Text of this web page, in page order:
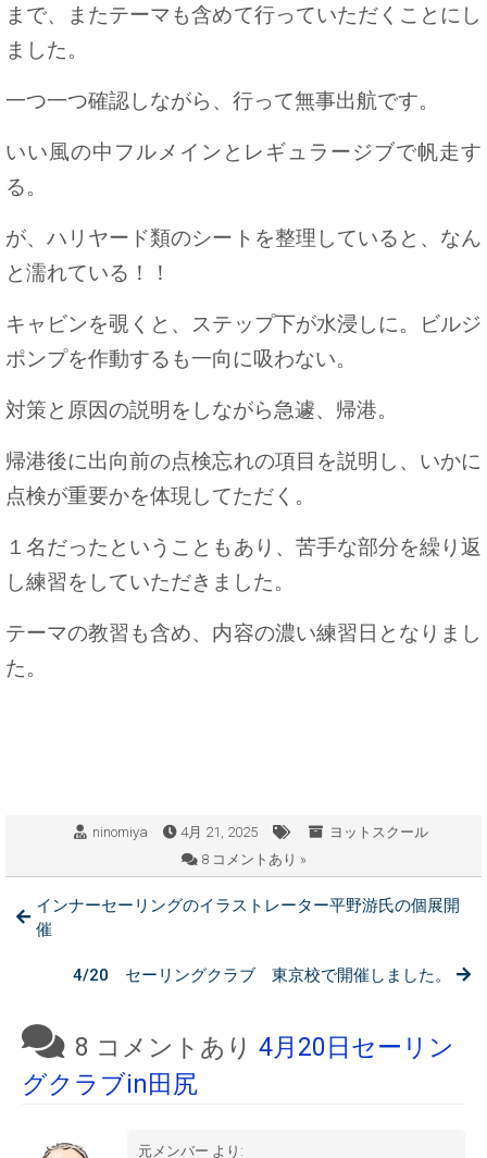
まで、またテーマも含めて行っていただくことにし
ました。
一つ一つ確認しながら、行って無事出航です。
いい風の中フルメインとレギュラージブで帆走す
る。
が、ハリヤード類のシートを整理していると、なん
と濡れている！！
キャビンを覗くと、ステップ下が水浸しに。ビルジ
ポンプを作動するも一向に吸わない。
対策と原因の説明をしながら急遽、帰港。
帰港後に出向前の点検忘れの項目を説明し、いかに
点検が重要かを体現してただく。
１名だったということもあり、苦手な部分を繰り返
し練習をしていただきました。
テーマの教習も含め、内容の濃い練習日となりまし
た。
ninomiya 4月 21, 2025
ヨットスクール
8 コメントあり »
インナーセーリングのイラストレーター平野游氏の個展開
催
4/20 セーリングクラブ 東京校で開催しました。
8 コメントあり 4月20日セーリン
グクラブin田尻
元メンバー より: